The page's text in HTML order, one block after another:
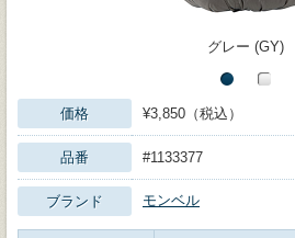
グレー (GY)
価格 ¥3,850（税込）
品番 #1133377
ブランド モンベル